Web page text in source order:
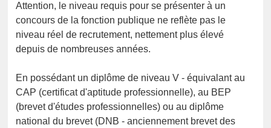
Attention, le niveau requis pour se présenter à un
concours de la fonction publique ne reflète pas le
niveau réel de recrutement, nettement plus élevé
depuis de nombreuses années.
En possédant un diplôme de niveau V - équivalant au
CAP (certificat d'aptitude professionnelle), au BEP
(brevet d'études professionnelles) ou au diplôme
national du brevet (DNB - anciennement brevet des